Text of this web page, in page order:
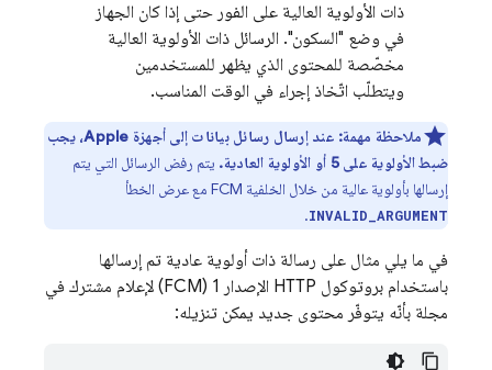
ذات الأولوية العالية على الفور حتى إذا كان الجهاز
في وضع "السكون". الرسائل ذات الأولوية العالية
مخصّصة للمحتوى الذي يظهر للمستخدمين
ويتطلّب اتّخاذ إجراء في الوقت المناسب.
ملاحظة مهمة:
عند إرسال رسائل بيانات إلى أجهزة Apple، يجب
ضبط الأولوية على 5 أو الأولوية العادية.
يتم رفض الرسائل التي يتم
إرسالها بأولوية عالية من خلال الخلفية FCM مع عرض الخطأ
INVALID_ARGUMENT
.
في ما يلي مثال على رسالة ذات أولوية عادية تم إرسالها
باستخدام بروتوكول HTTP الإصدار 1 ‏(
FCM) لإعلام مشترك في
مجلة بأنّه يتوفّر محتوى جديد يمكن تنزيله: